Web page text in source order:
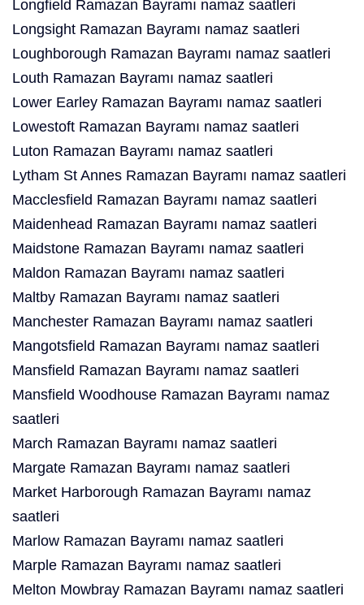
Longfield Ramazan Bayramı namaz saatleri
Longsight Ramazan Bayramı namaz saatleri
Loughborough Ramazan Bayramı namaz saatleri
Louth Ramazan Bayramı namaz saatleri
Lower Earley Ramazan Bayramı namaz saatleri
Lowestoft Ramazan Bayramı namaz saatleri
Luton Ramazan Bayramı namaz saatleri
Lytham St Annes Ramazan Bayramı namaz saatleri
Macclesfield Ramazan Bayramı namaz saatleri
Maidenhead Ramazan Bayramı namaz saatleri
Maidstone Ramazan Bayramı namaz saatleri
Maldon Ramazan Bayramı namaz saatleri
Maltby Ramazan Bayramı namaz saatleri
Manchester Ramazan Bayramı namaz saatleri
Mangotsfield Ramazan Bayramı namaz saatleri
Mansfield Ramazan Bayramı namaz saatleri
Mansfield Woodhouse Ramazan Bayramı namaz
saatleri
March Ramazan Bayramı namaz saatleri
Margate Ramazan Bayramı namaz saatleri
Market Harborough Ramazan Bayramı namaz
saatleri
Marlow Ramazan Bayramı namaz saatleri
Marple Ramazan Bayramı namaz saatleri
Melton Mowbray Ramazan Bayramı namaz saatleri